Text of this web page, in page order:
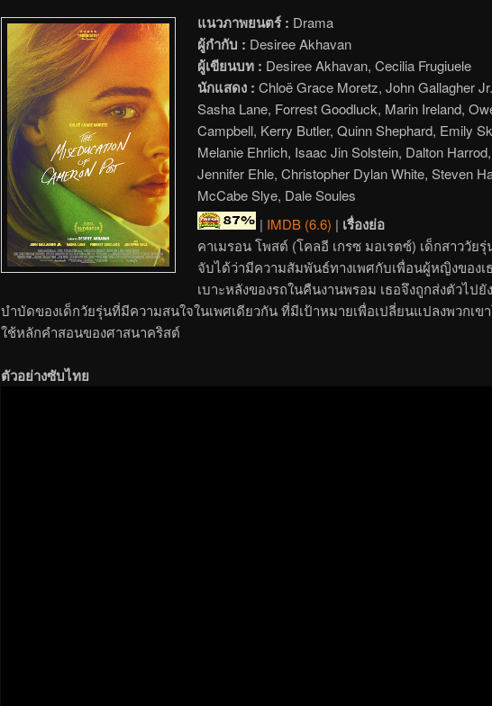
แนวภาพยนตร์ : Drama
ผู้กำกับ : Desiree Akhavan
ผู้เขียนบท : Desiree Akhavan, Cecilia Frugiuele
นักแสดง : Chloë Grace Moretz, John Gallagher
Sasha Lane, Forrest Goodluck, Marin Ireland,
Campbell, Kerry Butler, Quinn Shephard, Emily
Melanie Ehrlich, Isaac Jin Solstein, Dalton Harrod,
Jennifer Ehle, Christopher Dylan White, Steven
McCabe Slye, Dale Soules
| IMDB (6.6) | เรื่องย่อ
คาเมรอน โพสต์ (โคลอี เกรซ มอเรตซ์) เด็กสาววัยรุ่
จับได้ว่ามีความสัมพันธ์ทางเพศกับเพื่อนผู้หญิงของเ
เบาะหลังของรถในคืนงานพรอม เธอจึงถูกส่งตัวไปยั
บำบัดของเด็กวัยรุ่นที่มีความสนใจในเพศเดียวกัน ที่มีเป้าหมายเพื่อเปลี่ยนแปลงพวกเข
ใช้หลักคำสอนของศาสนาคริสต์
ตัวอย่างซับไทย